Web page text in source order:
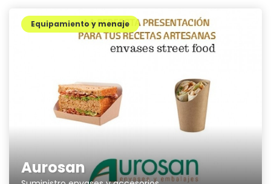
Aurosan
Equipamiento y menaje